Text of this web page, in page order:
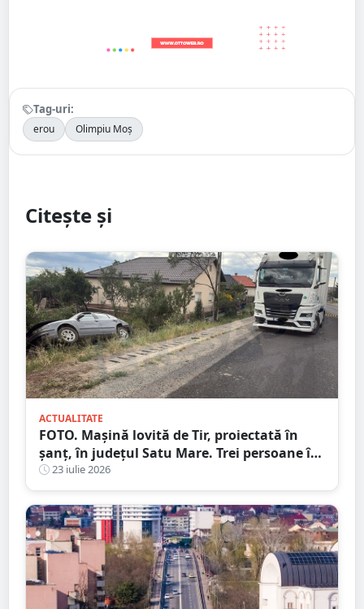
Tag-uri:
erou Olimpiu Moș
Citește și
ACTUALITATE
FOTO. Mașină lovită de Tir, proiectată în
șanț, în județul Satu Mare. Trei persoane în
mașină, una la Urgență
23 iulie 2026